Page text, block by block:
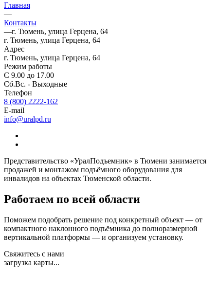
Главная
—
Контакты
—г. Тюмень, улица Герцена, 64
г. Тюмень, улица Герцена, 64
Адрес
г. Тюмень, улица Герцена, 64
Режим работы
С 9.00 до 17.00
Сб.Вс. - Выходные
Телефон
8 (800) 2222-162
E-mail
info@uralpd.ru
Представительство «УралПодъемник» в Тюмени занимается
продажей и монтажом подъёмного оборудования для
инвалидов на объектах Тюменской области.
Работаем по всей области
Поможем подобрать решение под конкретный объект — от
компактного наклонного подъёмника до полноразмерной
вертикальной платформы — и организуем установку.
Свяжитесь с нами
загрузка карты...